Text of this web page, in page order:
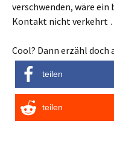
verschwenden, wäre
Kontakt nicht verkehrt
Cool? Dann erzähl doch
teilen
teilen